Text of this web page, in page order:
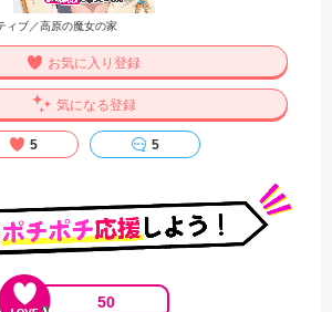
ブ／高原の魔女の家
お気に入り登録
気になる登録
5 5
50